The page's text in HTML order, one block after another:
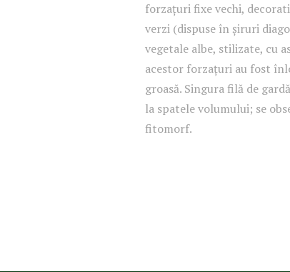
forzațuri fixe vechi,
verzi (dispuse în șiruri
vegetale albe, stilizate, cu
acestor forzațuri au fost
groasă. Singura filă de
la spatele volumului; se
fitomorf.